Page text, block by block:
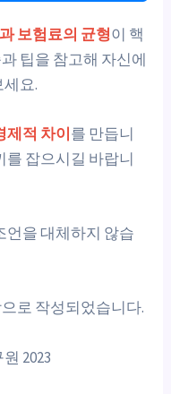
보험료의 균형이 핵
팁을 참고해 자신에
요.
제적 차이를 만듭니
를 잡으시길 바랍니
언을 대체하지 않습
로 작성되었습니다.
2023